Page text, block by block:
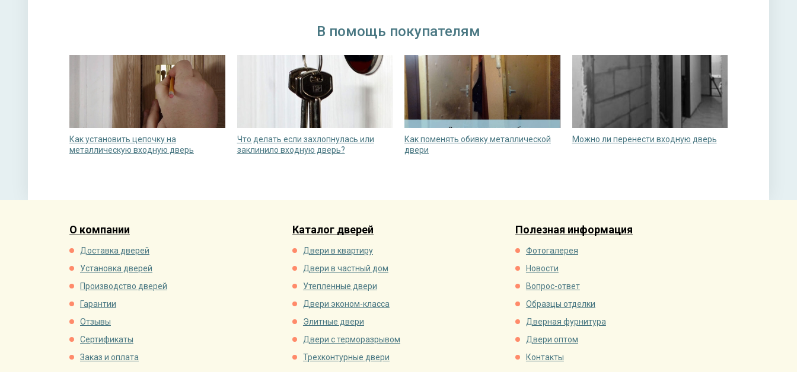
В помощь покупателям
Как установить цепочку на
металлическую входную дверь
Что делать если захлопнулась или
заклинило входную дверь?
Как поменять обивку металлической
двери
Можно ли перенести входную дверь
О компании
Доставка дверей
Установка дверей
Производство дверей
Гарантии
Отзывы
Сертификаты
Заказ и оплата
Каталог дверей
Двери в квартиру
Двери в частный дом
Утепленные двери
Двери эконом-класса
Элитные двери
Двери с терморазрывом
Трехконтурные двери
Полезная информация
Фотогалерея
Новости
Вопрос-ответ
Образцы отделки
Дверная фурнитура
Двери оптом
Контакты